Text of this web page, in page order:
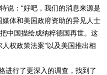
说：“好吧，我们的消息来源是
体和美国政府资助的异见人士
中国描绘成纳粹德国再世。这
权政策法案”以及美国推出相
进行了更深入的调查，找到了